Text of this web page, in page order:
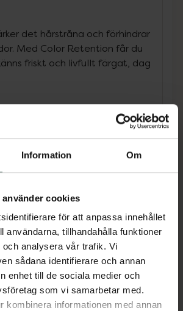
Information Om
cookies
för att anpassa innehållet
användarna, tillhandahålla funktioner
analysera vår trafik. Vi
sådana identifierare och annan
enhet till de sociala medier och
som vi samarbetar med.
kombinera informationen med annan
det hårstråna och förhindrar
Med Color Retention får du
friskt och livfullt färgat, dag
Plex-teknologi• Förlänger
i färgat hår upp till 4 veckor
håret
formula som vårdar ditt
på djupet
kr/l